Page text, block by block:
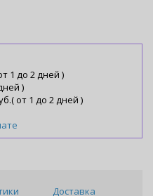
1 до 2 дней )
)
от 1 до 2 дней )
Доставка